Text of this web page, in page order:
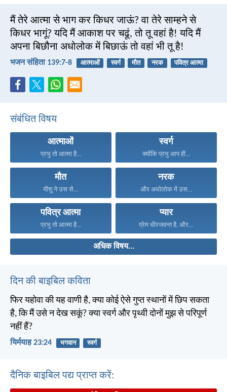
मैं तेरे आत्मा से भाग कर किधर जाऊं? वा तेरे साम्हने से
किधर भागूं? यदि मैं आकाश पर चढूं, तो तू वहां है! यदि मैं
अपना बिछौना अधोलोक में बिछाऊं तो वहां भी तू है!
भजन संहिता 139:7-8 आत्माओं स्वर्ग मौत नरक पवित्र आत्मा
संबंधित विषय
आत्माओं
प्रभु तो आत्मा है...
स्वर्ग
क्योंकि प्रभु आप ही...
मौत
यीशु ने उस से...
नरक
और अधोलोक में उस...
पवित्र आत्मा
प्रभु तो आत्मा है...
प्यार
प्रेम धीरजवन्त है, और...
अधिक विषय...
दिन की बाइबिल कविता
फिर यहोवा की यह वाणी है, क्या कोई ऐसे गुप्त स्थानों में छिप सकता
है, कि मैं उसे न देख सकूं? क्या स्वर्ग और पृथ्वी दोनों मुझ से परिपूर्ण
नहीं हैं?
यिर्मयाह 23:24 भगवान स्वर्ग
दैनिक बाइबिल पद्य प्राप्त करें: